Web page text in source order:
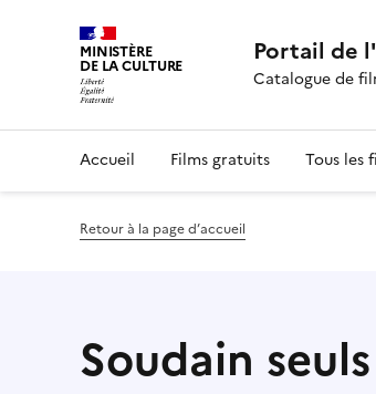
MINISTÈRE
DE LA CULTURE Portail de
Catalogue de
Accueil Films gratuits Tous les
Retour à la page d’accueil
Soudain seuls